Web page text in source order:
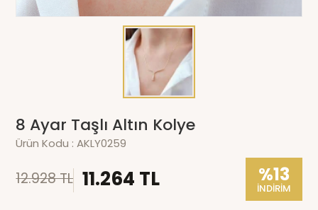
8 Ayar Taşlı Altın Kolye
Ürün Kodu :AKLY0259
12.928 TL 11.264 TL %13
İNDİRİM